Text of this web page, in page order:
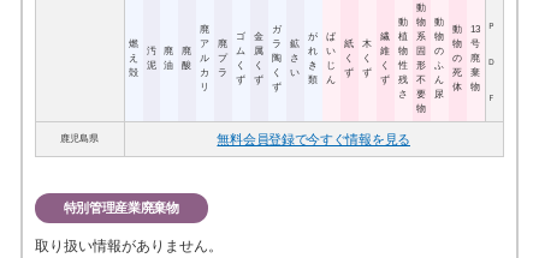
Ｐ
Ｄ
Ｆ
燃
え
殻
汚
泥
廃
油
廃
酸
廃
ア
ル
カ
リ
廃
プ
ラ
ゴ
ム
く
ず
金
属
く
ず
ガ
ラ
陶
く
ず
鉱
さ
い
が
れ
き
類
ば
い
じ
ん
紙
く
ず
木
く
ず
繊
維
く
ず
動
植
物
性
残
さ
動
物
系
固
形
不
要
物
動
物
の
ふ
ん
尿
動
物
の
死
体
13
号
廃
棄
物
鹿児島県 無料会員登録で今すぐ情報を見る
特別管理産業廃棄物
取り扱い情報がありません。